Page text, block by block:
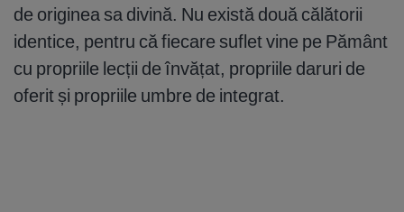
de originea sa divină. Nu există două călătorii
identice, pentru că fiecare suflet vine pe Pământ
cu propriile lecții de învățat, propriile daruri de
oferit și propriile umbre de integrat.